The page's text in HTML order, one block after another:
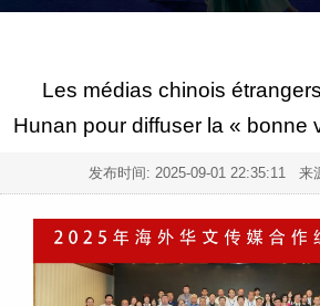
Les médias chinois
Hunan pour diffuser la « bonne
发布时间: 2025-09-01 22:35:11 来